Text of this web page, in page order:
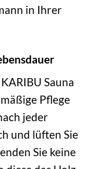
in Ihrer
Sauna
Pflege
jeder
und lüften Sie
Sie keine